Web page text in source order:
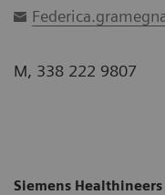
M, 338 222 9807
Siemens Healthineers